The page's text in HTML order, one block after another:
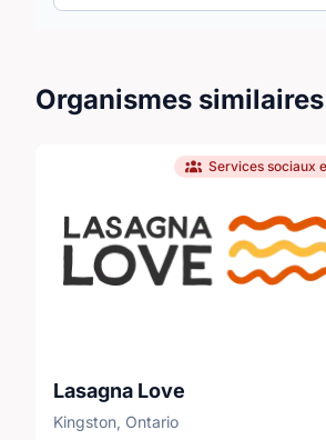
Organismes similaires
Services sociaux
Lasagna Love
Kingston, Ontario